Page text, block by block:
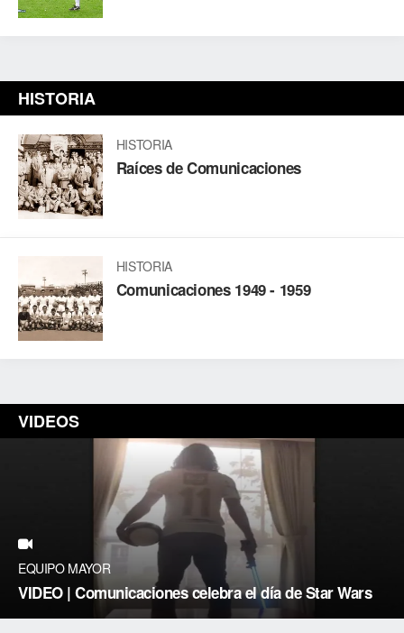
HISTORIA
HISTORIA
Raíces de Comunicaciones
HISTORIA
Comunicaciones 1949 - 1959
VIDEOS
EQUIPO MAYOR
VIDEO | Comunicaciones celebra el día de Star Wars